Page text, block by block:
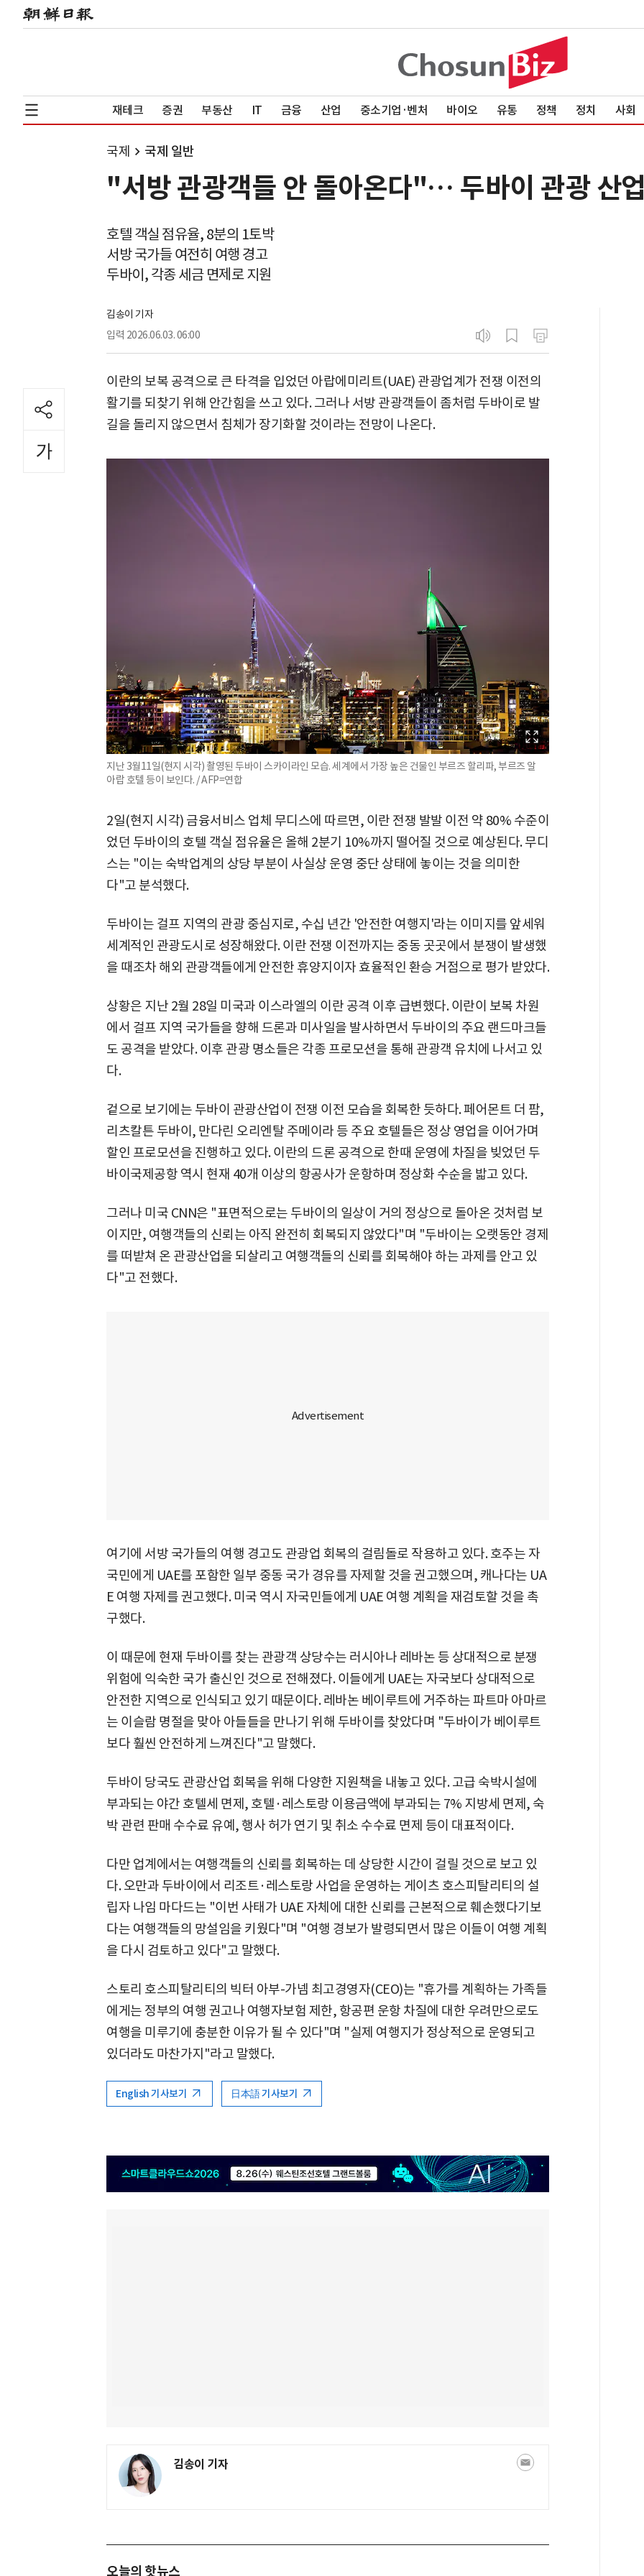
재테크 증권 부동산 IT 금융 산업 중소기업·벤처 바이오 유통 정책 정치 사회
국제 국제 일반
"서방 관광객들 안 돌아온다"… 두바이 관광 산
호텔 객실 점유율, 8분의 1토박
서방 국가들 여전히 여행 경고
두바이, 각종 세금 면제로 지원
김송이 기자
입력 2026.06.03. 06:00
이란의 보복 공격으로 큰 타격을 입었던 아랍에미리트(UAE) 관광업계가 전쟁 이전의
활기를 되찾기 위해 안간힘을 쓰고 있다. 그러나 서방 관광객들이 좀처럼 두바이로 발
길을 돌리지 않으면서 침체가 장기화할 것이라는 전망이 나온다.
지난 3월11일(현지 시각) 촬영된 두바이 스카이라인 모습. 세계에서 가장 높은 건물인 부르즈 할리파, 부르즈 알
아랍 호텔 등이 보인다. / AFP=연합
2일(현지 시각) 금융서비스 업체 무디스에 따르면, 이란 전쟁 발발 이전 약 80% 수준이
었던 두바이의 호텔 객실 점유율은 올해 2분기 10%까지 떨어질 것으로 예상된다. 무디
스는 "이는 숙박업계의 상당 부분이 사실상 운영 중단 상태에 놓이는 것을 의미한
다"고 분석했다.
두바이는 걸프 지역의 관광 중심지로, 수십 년간 '안전한 여행지'라는 이미지를 앞세워
세계적인 관광도시로 성장해왔다. 이란 전쟁 이전까지는 중동 곳곳에서 분쟁이 발생했
을 때조차 해외 관광객들에게 안전한 휴양지이자 효율적인 환승 거점으로 평가 받았다.
상황은 지난 2월 28일 미국과 이스라엘의 이란 공격 이후 급변했다. 이란이 보복 차원
에서 걸프 지역 국가들을 향해 드론과 미사일을 발사하면서 두바이의 주요 랜드마크들
도 공격을 받았다. 이후 관광 명소들은 각종 프로모션을 통해 관광객 유치에 나서고 있
다.
겉으로 보기에는 두바이 관광산업이 전쟁 이전 모습을 회복한 듯하다. 페어몬트 더 팜,
리츠칼튼 두바이, 만다린 오리엔탈 주메이라 등 주요 호텔들은 정상 영업을 이어가며
할인 프로모션을 진행하고 있다. 이란의 드론 공격으로 한때 운영에 차질을 빚었던 두
바이국제공항 역시 현재 40개 이상의 항공사가 운항하며 정상화 수순을 밟고 있다.
그러나 미국 CNN은 "표면적으로는 두바이의 일상이 거의 정상으로 돌아온 것처럼 보
이지만, 여행객들의 신뢰는 아직 완전히 회복되지 않았다"며 "두바이는 오랫동안 경제
를 떠받쳐 온 관광산업을 되살리고 여행객들의 신뢰를 회복해야 하는 과제를 안고 있
다"고 전했다.
여기에 서방 국가들의 여행 경고도 관광업 회복의 걸림돌로 작용하고 있다. 호주는 자
국민에게 UAE를 포함한 일부 중동 국가 경유를 자제할 것을 권고했으며, 캐나다는 UA
E 여행 자제를 권고했다. 미국 역시 자국민들에게 UAE 여행 계획을 재검토할 것을 촉
구했다.
이 때문에 현재 두바이를 찾는 관광객 상당수는 러시아나 레바논 등 상대적으로 분쟁
위험에 익숙한 국가 출신인 것으로 전해졌다. 이들에게 UAE는 자국보다 상대적으로
안전한 지역으로 인식되고 있기 때문이다. 레바논 베이루트에 거주하는 파트마 아마르
는 이슬람 명절을 맞아 아들들을 만나기 위해 두바이를 찾았다며 "두바이가 베이루트
보다 훨씬 안전하게 느껴진다"고 말했다.
두바이 당국도 관광산업 회복을 위해 다양한 지원책을 내놓고 있다. 고급 숙박시설에
부과되는 야간 호텔세 면제, 호텔·레스토랑 이용금액에 부과되는 7% 지방세 면제, 숙
박 관련 판매 수수료 유예, 행사 허가 연기 및 취소 수수료 면제 등이 대표적이다.
다만 업계에서는 여행객들의 신뢰를 회복하는 데 상당한 시간이 걸릴 것으로 보고 있
다. 오만과 두바이에서 리조트·레스토랑 사업을 운영하는 게이츠 호스피탈리티의 설
립자 나임 마다드는 "이번 사태가 UAE 자체에 대한 신뢰를 근본적으로 훼손했다기보
다는 여행객들의 망설임을 키웠다"며 "여행 경보가 발령되면서 많은 이들이 여행 계획
을 다시 검토하고 있다"고 말했다.
스토리 호스피탈리티의 빅터 아부-가넴 최고경영자(CEO)는 "휴가를 계획하는 가족들
에게는 정부의 여행 권고나 여행자보험 제한, 항공편 운항 차질에 대한 우려만으로도
여행을 미루기에 충분한 이유가 될 수 있다"며 "실제 여행지가 정상적으로 운영되고
있더라도 마찬가지"라고 말했다.
English 기사보기 日本語 기사보기
김송이 기자
오늘의 핫뉴스